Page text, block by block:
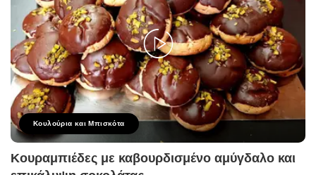
Κουλούρια και Μπισκότα
Κουραμπιέδες με καβουρδισμένο αμύγδαλο και